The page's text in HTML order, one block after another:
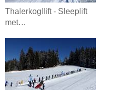
Thalerkogllift - Sleeplift
met…